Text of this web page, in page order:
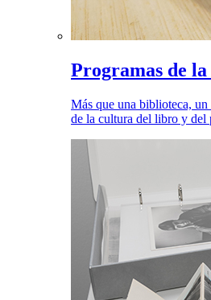
Programas de
Más que una biblioteca,
de la cultura del libro y